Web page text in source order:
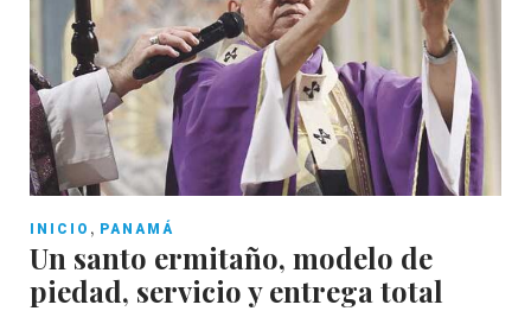
INICIO , PANAMÁ
Un santo ermitaño, modelo de
piedad, servicio y entrega total